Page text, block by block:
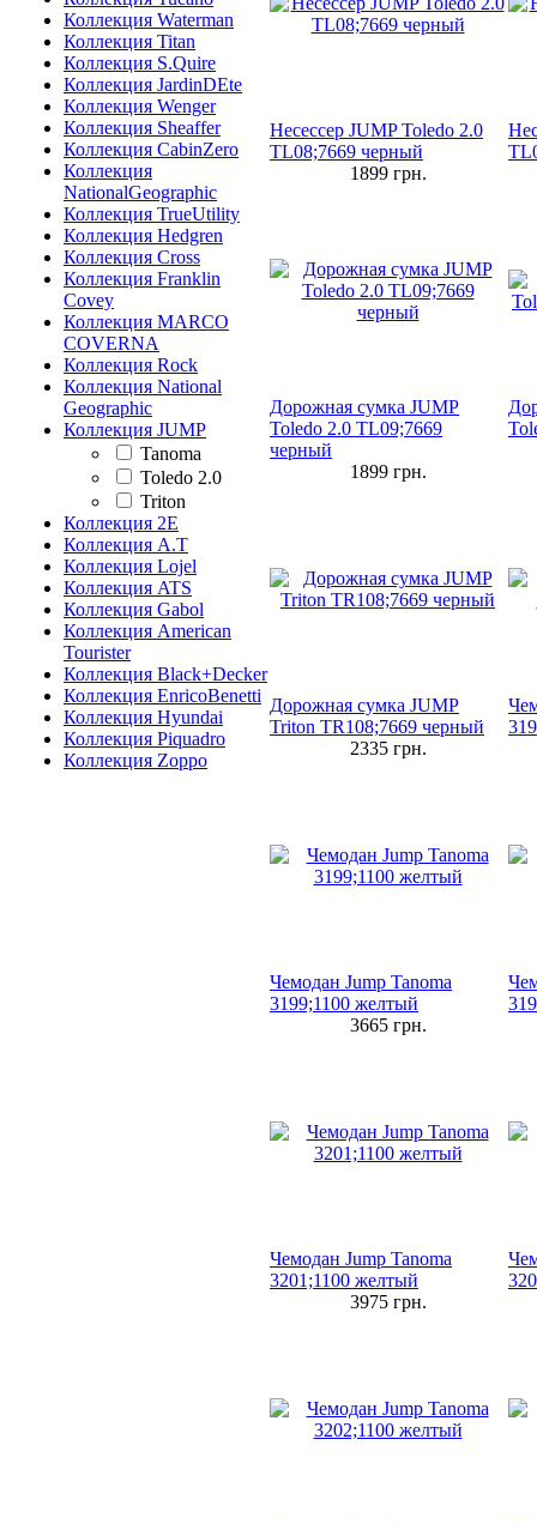
Коллекция Waterman
Коллекция Titan
Коллекция S.Quire
Коллекция JardinDEte
Коллекция Wenger
Коллекция Sheaffer
Коллекция CabinZero
Коллекция
NationalGeographic
Коллекция TrueUtility
Коллекция Hedgren
Коллекция Cross
Коллекция Franklin
Covey
Коллекция MARCO
COVERNA
Коллекция Rock
Коллекция National
Geographic
Коллекция JUMP
Tanoma
Toledo 2.0
Triton
Коллекция 2E
Коллекция A.T
Коллекция Lojel
Коллекция ATS
Коллекция Gabol
Коллекция American
Tourister
Коллекция Black+Decker
Коллекция EnricoBenetti
Коллекция Hyundai
Коллекция Piquadro
Коллекция Zoppo
Несессер JUMP Toledo 2.0
TL08;7669 черный
1899грн.
Дорожная сумка JUMP
Toledo 2.0 TL09;7669
черный
1899грн.
Дорожная сумка JUMP
Triton TR108;7669 черный
2335грн.
Чемодан Jump Tanoma
3199;1100 желтый
3665грн.
Чемодан Jump Tanoma
3201;1100 желтый
3975грн.